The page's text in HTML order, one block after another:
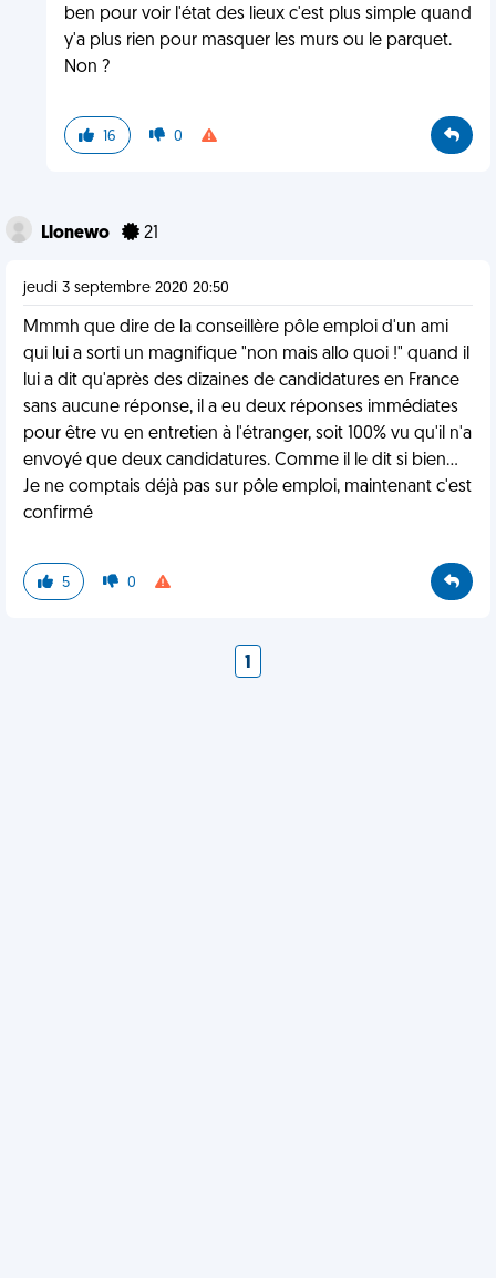
ben pour voir l'état des lieux c'est plus simple quand
y'a plus rien pour masquer les murs ou le parquet.
Non ?
16 0
Llonewo 21
jeudi 3 septembre 2020 20:50
Mmmh que dire de la conseillère pôle emploi d'un ami
qui lui a sorti un magnifique "non mais allo quoi !" quand il
lui a dit qu'après des dizaines de candidatures en France
sans aucune réponse, il a eu deux réponses immédiates
pour être vu en entretien à l'étranger, soit 100% vu qu'il n'a
envoyé que deux candidatures. Comme il le dit si bien...
Je ne comptais déjà pas sur pôle emploi, maintenant c'est
confirmé
5 0
1